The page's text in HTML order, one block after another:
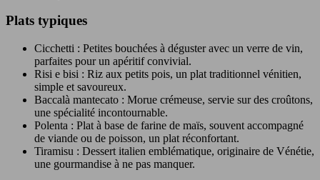
Plats typiques
Cicchetti : Petites bouchées à déguster avec un verre de vin,
parfaites pour un apéritif convivial.
Risi e bisi : Riz aux petits pois, un plat traditionnel vénitien,
simple et savoureux.
Baccalà mantecato : Morue crémeuse, servie sur des croûtons,
une spécialité incontournable.
Polenta : Plat à base de farine de maïs, souvent accompagné
de viande ou de poisson, un plat réconfortant.
Tiramisu : Dessert italien emblématique, originaire de Vénétie,
une gourmandise à ne pas manquer.